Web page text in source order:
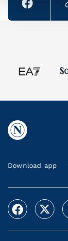
Download app